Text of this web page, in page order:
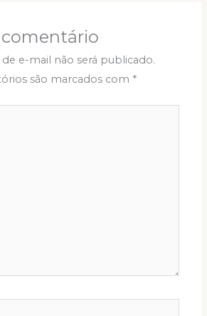
e-mail não será publicado.
são marcados com *